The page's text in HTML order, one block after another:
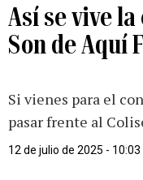
Así se vive
Son de Aquí
Si vienes para el
pasar frente al
12 de julio de 2025 - 10:03